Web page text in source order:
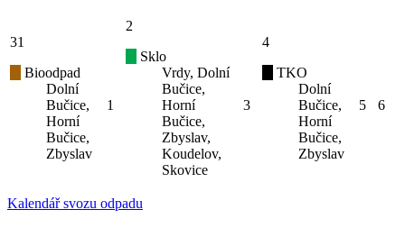
31
Bioodpad
Dolní
Bučice,
Horní
Bučice,
Zbyslav
1
2
Sklo
Vrdy, Dolní
Bučice,
Horní
Bučice,
Zbyslav,
Koudelov,
Skovice
3
4
TKO
Dolní
Bučice,
Horní
Bučice,
Zbyslav
5 6
Kalendář svozu odpadu